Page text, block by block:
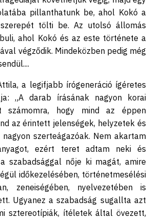
pillanthatunk be, ahol Kokó a
tölti be. Az utolsó állomás
ahol Kokó és az este története a
végződik. Mindeközben pedig még
a legifjabb írógeneráció ígéretes
„A darab írásának nagyon korai
számomra, hogy mind az éppen
az érintett jelenségek, helyzetek és
szerteágazóak. Nem akartam
ezért teret adtam neki és
szabadsággal nője ki magát, amire
időkezelésében, történetmesélési
zeneiségében, nyelvezetében is
Ugyanez a szabadság sugallta azt
sztereotípiák, ítéletek által övezett,